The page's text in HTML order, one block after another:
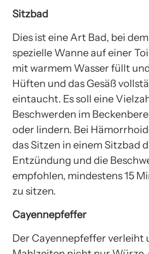
Sitzbad
Dies ist eine Art Bad, bei
spezielle Wanne auf einer
mit warmem Wasser füllt
Hüften und das Gesäß
eintaucht. Es soll eine
Beschwerden im
oder lindern. Bei
das Sitzen in einem Sitzbad
Entzündung und die
empfohlen, mindestens 15
zu sitzen.
Cayennepfeffer
Der Cayennepfeffer verleiht